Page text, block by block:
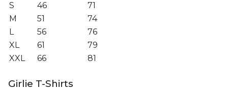
S
46
71
M
51
74
L
56
76
XL
61
79
XXL
66 81
Girlie T-Shirts